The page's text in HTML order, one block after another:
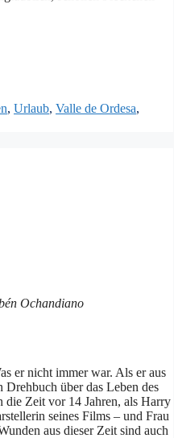
, Urlaub, Valle de Ordesa,
Ochandiano
er nicht immer war. Als er aus
über das Leben des
die Zeit vor 14 Jahren, als Harry
seines Films – und Frau
aus dieser Zeit sind auch